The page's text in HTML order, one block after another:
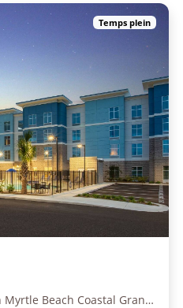
Temps plein
Homewood Suites by Hilton Myrtle Beach Coastal Grand Mall